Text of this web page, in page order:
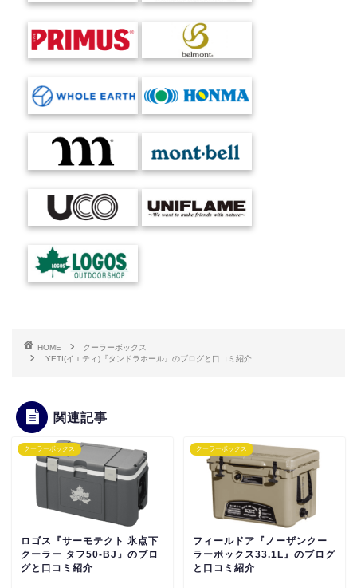
HOME
クーラーボックス
YETI(イエティ)『タンドラホール』のブログと口コミ紹介
関連記事
クーラーボックス
ロゴス『サーモテクト 氷点下
クーラー タフ50-BJ』のブロ
グと口コミ紹介
クーラーボックス
フィールドア『ノーザンクー
ラーボックス33.1L』のブログ
と口コミ紹介